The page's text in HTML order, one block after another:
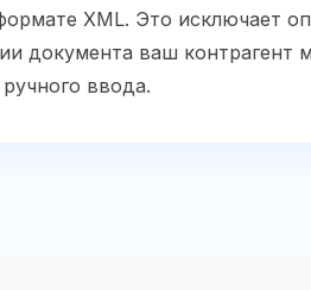
XML. Это исключает
документа ваш контрагент
ввода.